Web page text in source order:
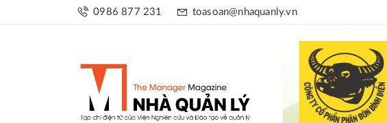
0986 877 231 toasoan@nhaquanly.vn